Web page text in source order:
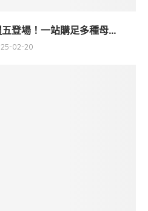
登場！一站購足多種母...
02-20